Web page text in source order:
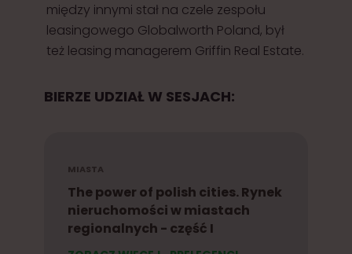
między innymi stał na czele zespołu
leasingowego Globalworth Poland, był
też leasing managerem Griffin Real Estate.
BIERZE UDZIAŁ W SESJACH:
MIASTA
The power of polish cities. Rynek
nieruchomości w miastach
regionalnych - część I